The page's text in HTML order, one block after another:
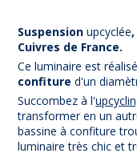
Suspensionupcyclée
Cuivres de France.
Ce luminaire est
confitured'un
Succombez à l'
transformer en un
bassine à confiture
luminaire très chic et